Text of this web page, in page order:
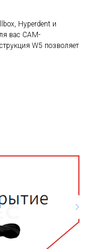
Hyperdent и
вас CAM-
W5 позволяет